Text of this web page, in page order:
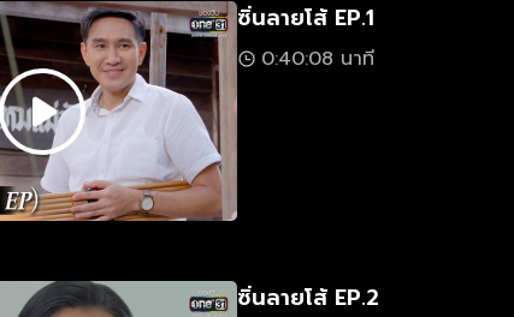
ซิ่นลายโส้ EP.1
0:40:08 นาที
ซิ่นลายโส้ EP.2